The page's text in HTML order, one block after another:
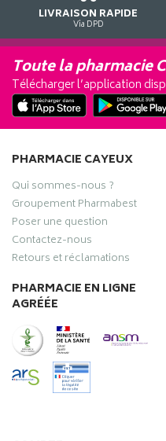
LIVRAISON RAPIDE
Via DPD
Toute la pharmacie
Télécharger l’application
PHARMACIE CAYEUX
Qui sommes-nous ?
Groupement Pharmabest
Poser une question
Contactez-nous
Retours et réclamations
PHARMACIE EN LIGNE
AGRÉÉE